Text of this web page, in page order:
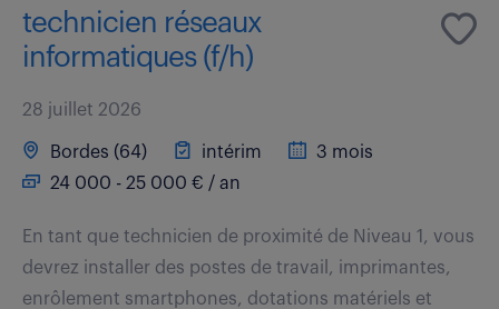
technicien réseaux
informatiques (f/h)
28 juillet 2026
Bordes (64) intérim
3 mois
24 000 - 25 000 € / an
En tant que technicien de proximité de Niveau 1, vous
devrez installer des postes de travail, imprimantes,
enrôlement smartphones, dotations matériels et